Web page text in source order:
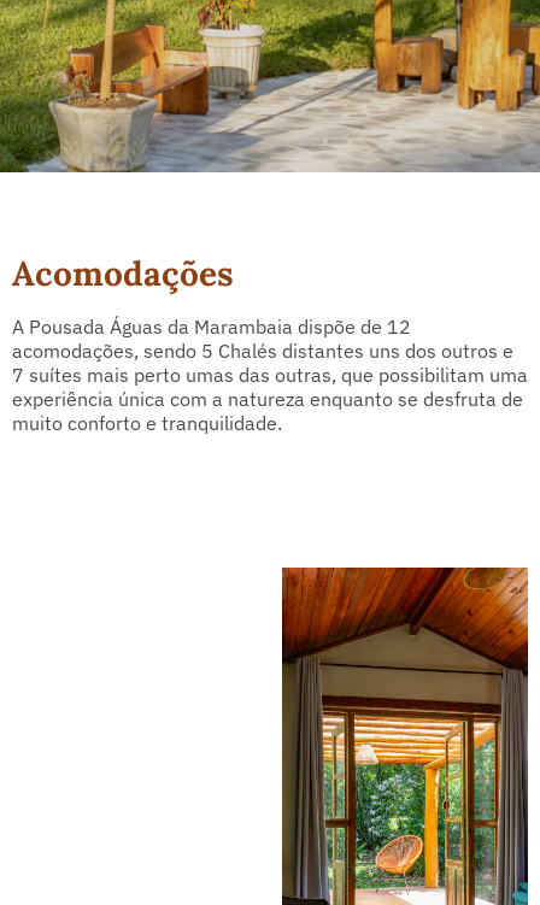
Acomodações
A Pousada Águas da Marambaia dispõe de 12
acomodações, sendo 5 Chalés distantes uns dos outros e
7 suítes mais perto umas das outras, que possibilitam uma
experiência única com a natureza enquanto se desfruta de
muito conforto e tranquilidade.